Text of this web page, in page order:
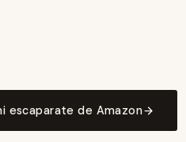
escaparate de Amazon